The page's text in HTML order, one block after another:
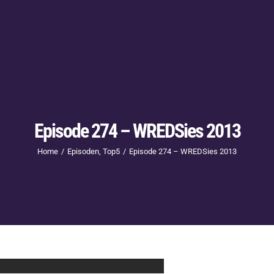
Episode 274 – WREDSies 2013
Home Episoden Top5 Episode 274 – WREDSies 2013